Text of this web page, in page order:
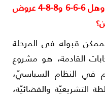
الجمعيّات في عروض الحكومة؟ وهل 6-6-6 و8-8-4 عروض
قبوله في المرحلة
القادمة، هو مشروع
النظام السياسيّ،
والقضائيّة،